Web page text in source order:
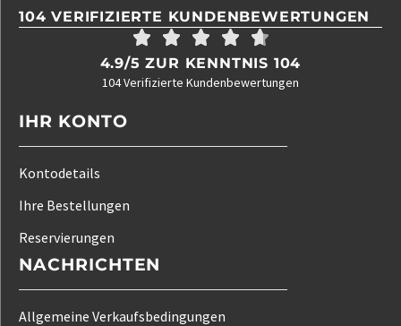
104 VERIFIZIERTE KUNDENBEWERTUNGEN
4.9/5 ZUR KENNTNIS 104
104 Verifizierte Kundenbewertungen
IHR KONTO
Kontodetails
Ihre Bestellungen
Reservierungen
NACHRICHTEN
Allgemeine Verkaufsbedingungen